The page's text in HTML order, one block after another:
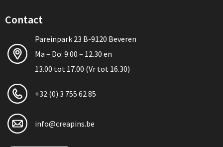
Contact
Pareinpark 23 B-9120 Beveren
Ma – Do: 9.00 – 12.30 en
13.00 tot 17.00 (Vr tot 16.30)
+32 (0) 3 755 62 85
info@creapins.be